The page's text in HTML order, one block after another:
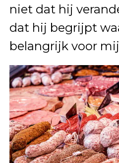
niet dat hij
dat hij begrijpt
belangrijk voor mij